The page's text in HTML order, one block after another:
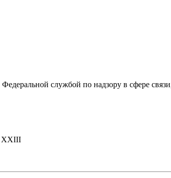
службой по надзору в сфере
XXIII